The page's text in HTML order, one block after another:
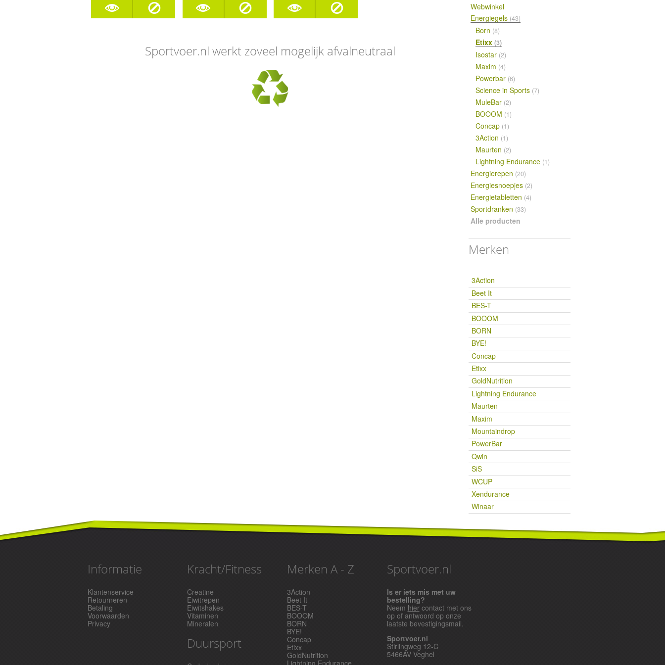
Sportvoer.nl werkt zoveel mogelijk afvalneutraal
Webwinkel
Energiegels (43)
Born (8)
Etixx (3)
Isostar (2)
Maxim (4)
Powerbar (6)
Science in Sports (7)
MuleBar (2)
BOOOM (1)
Concap (1)
3Action (1)
Maurten (2)
Lightning Endurance (1)
Energierepen (20)
Energiesnoepjes (2)
Energietabletten (4)
Sportdranken (33)
Alle producten
Merken
3Action
Beet It
BES-T
BOOOM
BORN
BYE!
Concap
Etixx
GoldNutrition
Lightning Endurance
Maurten
Maxim
Mountaindrop
PowerBar
Qwin
SiS
WCUP
Xendurance
Winaar
Informatie
Klantenservice
Retourneren
Betaling
Voorwaarden
Privacy
Kracht/Fitness
Creatine
Eiwitrepen
Eiwitshakes
Vitaminen
Mineralen
Duursport
Merken A - Z
3Action
Beet It
BES-T
BOOOM
BORN
BYE!
Concap
Etixx
GoldNutrition
Lightning Endurance
Sportvoer.nl
Is er iets mis met uw
bestelling?
Neem hiercontact met ons
op of antwoord op onze
laatste bevestigingsmail.
Sportvoer.nl
Stirlingweg 12-C
5466AV Veghel